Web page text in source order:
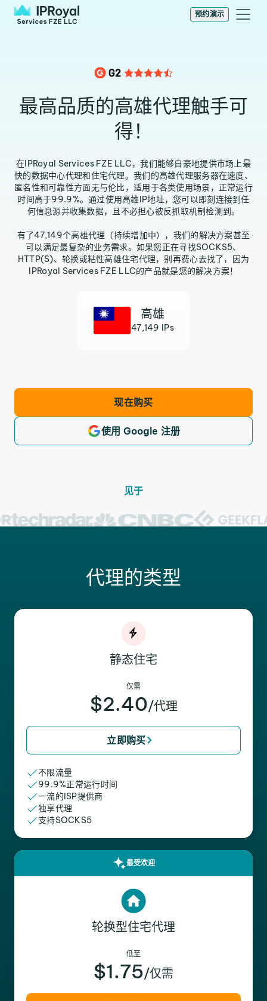
预约演示
最高品质的高雄代理触手可
得！
在IPRoyal Services FZE LLC，我们能够自豪地提供市场上最
快的数据中心代理和住宅代理。我们的高雄代理服务器在速度、
匿名性和可靠性方面无与伦比，适用于各类使用场景，正常运行
时间高于99.9%。通过使用高雄IP地址，您可以即刻连接到任
何信息源并收集数据，且不必担心被反抓取机制检测到。
有了47,149个高雄代理（持续增加中），我们的解决方案甚至
可以满足最复杂的业务需求。如果您正在寻找SOCKS5、
HTTP(S)、轮换或粘性高雄住宅代理，别再费心去找了，因为
IPRoyal Services FZE LLC的产品就是您的解决方案！
高雄
47,149 IPs
现在购买
使用 Google 注册
见于
代理的类型
静态住宅
仅需
$2.40/代理
立即购买
不限流量
99.9%正常运行时间
一流的ISP提供商
独享代理
支持SOCKS5
最受欢迎
轮换型住宅代理
低至
$1.75/仅需